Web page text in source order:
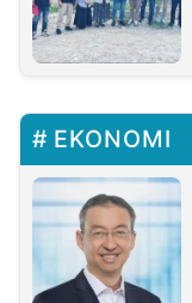
EKONOMI